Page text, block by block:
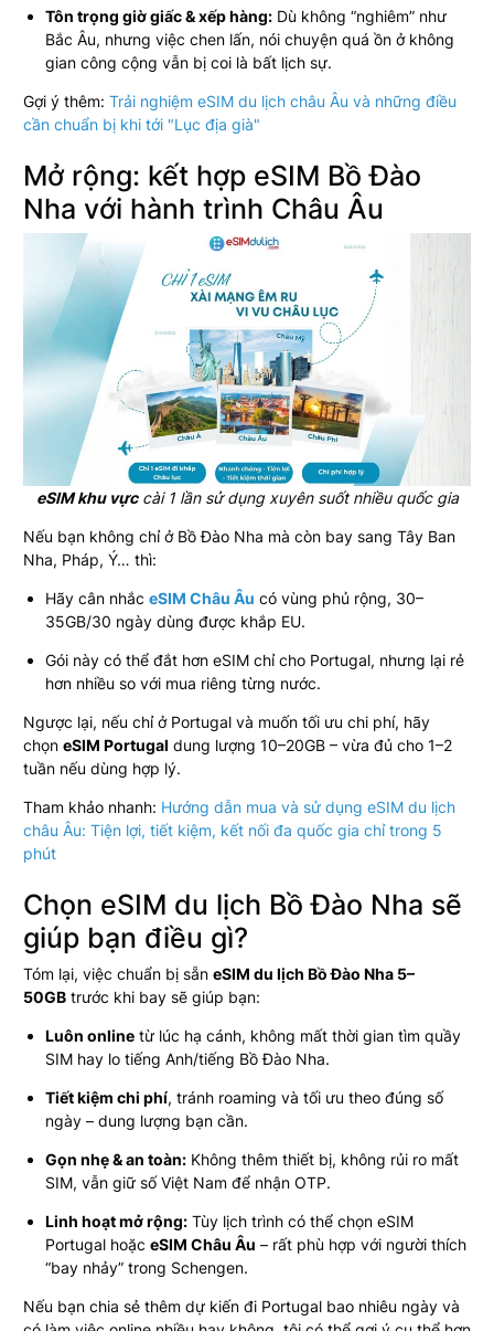
Tôn trọng giờ giấc & xếp hàng: Dù không “nghiêm” như
Bắc Âu, nhưng việc chen lấn, nói chuyện quá ồn ở không
gian công cộng vẫn bị coi là bất lịch sự.
Gợi ý thêm: Trải nghiệm eSIM du lịch châu Âu và những điều
cần chuẩn bị khi tới "Lục địa già"
Mở rộng: kết hợp eSIM Bồ Đào
Nha với hành trình Châu Âu
eSIM khu vựccài 1 lần sử dụng xuyên suốt nhiều quốc gia
Nếu bạn không chỉ ở Bồ Đào Nha mà còn bay sang Tây Ban
Nha, Pháp, Ý… thì:
Hãy cân nhắc eSIM Châu Âu có vùng phủ rộng, 30–
35GB/30 ngày dùng được khắp EU.
Gói này có thể đắt hơn eSIM chỉ cho Portugal, nhưng lại rẻ
hơn nhiều so với mua riêng từng nước.
Ngược lại, nếu chỉ ở Portugal và muốn tối ưu chi phí, hãy
chọn eSIM Portugal dung lượng 10–20GB – vừa đủ cho 1–2
tuần nếu dùng hợp lý.
Tham khảo nhanh: Hướng dẫn mua và sử dụng eSIM du lịch
châu Âu: Tiện lợi, tiết kiệm, kết nối đa quốc gia chỉ trong 5
phút
Chọn eSIM du lịch Bồ Đào Nha sẽ
giúp bạn điều gì?
Tóm lại, việc chuẩn bị sẵn eSIM du lịch Bồ Đào Nha 5–
50GB trước khi bay sẽ giúp bạn:
Luôn online từ lúc hạ cánh, không mất thời gian tìm quầy
SIM hay lo tiếng Anh/tiếng Bồ Đào Nha.
Tiết kiệm chi phí, tránh roaming và tối ưu theo đúng số
ngày – dung lượng bạn cần.
Gọn nhẹ & an toàn: Không thêm thiết bị, không rủi ro mất
SIM, vẫn giữ số Việt Nam để nhận OTP.
Linh hoạt mở rộng: Tùy lịch trình có thể chọn eSIM
Portugal hoặc eSIM Châu Âu – rất phù hợp với người thích
“bay nhảy” trong Schengen.
Nếu bạn chia sẻ thêm dự kiến đi Portugal bao nhiêu ngày và